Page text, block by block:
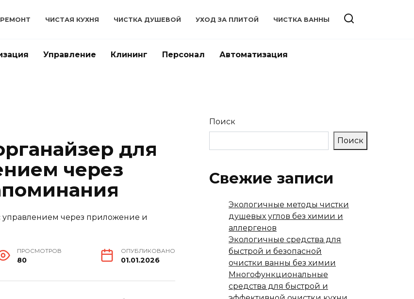
РЕМОНТ ЧИСТАЯ КУХНЯ ЧИСТКА ДУШЕВОЙ УХОД ЗА ПЛИТОЙ ЧИСТКА ВАННЫ
Управление Клининг Персонал Автоматизация
для
через
ПРОСМОТРОВ
80
ОПУБЛИКОВАНО
01.01.2026
Поиск
Поиск
Свежие записи
Экологичные методы чистки
душевых углов без химии и
аллергенов
Экологичные средства для
быстрой и безопасной
очистки ванны без химии
Многофункциональные
средства для быстрой и